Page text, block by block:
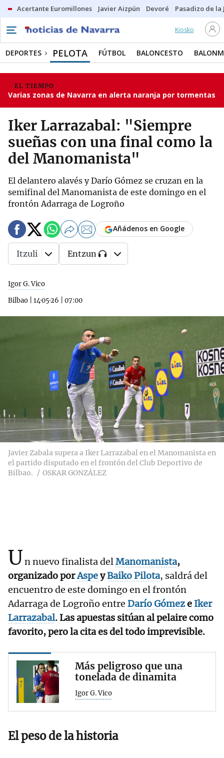
Acertante Euromillones Javier Aizpún Devoré Pasadizo de la
Kiosko
DEPORTES PELOTA FÚTBOL BALONCESTO
EL TIEMPO
Varias zonas de Navarra en alerta naranja por tormentas
Iker Larrazabal: "Siempre
sueñas con una final como la
del Manomanista"
El delantero alavés y Darío Gómez se cruzan en la
semifinal del Manomanista de este domingo en el
frontón Adarraga de Logroño
Igor G. Vico
Bilbao
14·05·26 07:00
Añádenos en Google
Itzuli Entzun
Javier Zabala supera a Iker Larrazabal en el Manomanista en
el partido disputado en el frontón del Club Deportivo de
Bilbao.
OSKAR GONZÁLEZ
Un nuevo finalista delManomanista,
organizado porAspeyBaiko Pilota, saldrá del
encuentro de este domingo en el frontón
Adarraga de Logroño entre DaríoGómeze Iker
Larrazabal. Las apuestas sitúan al pelaire como
favorito, pero la cita es del todo imprevisible.
Más peligroso que una
tonelada de dinamita
Igor G. Vico
El peso de la historia